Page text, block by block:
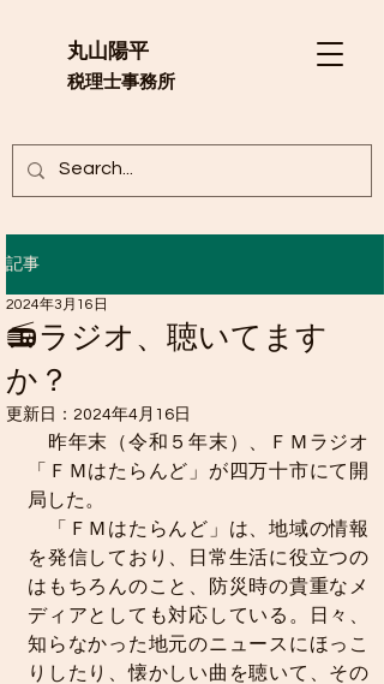
​丸山陽平
​税理士事務所
記事
📻ラジオ、聴いてます
か？
2024年3月16日
更新日： 2024年4月16日
昨年末（令和５年末）、ＦＭラジオ
「ＦＭはたらんど」が四万十市にて開
局した。
「ＦＭはたらんど」は、地域の情報
を発信しており、日常生活に役立つの
はもちろんのこと、防災時の貴重なメ
ディアとしても対応している。日々、
知らなかった地元のニュースにほっこ
りしたり、懐かしい曲を聴いて、その